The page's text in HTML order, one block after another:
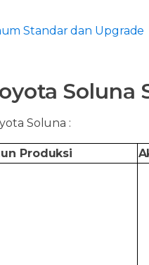
Standar dan Upgrade
Soluna
Soluna :
Produksi